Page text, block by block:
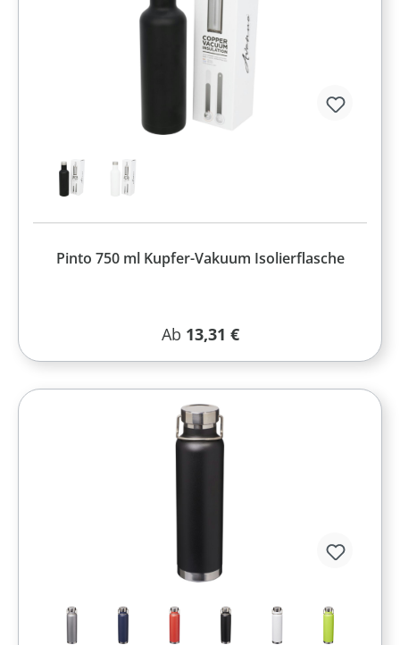
Pinto 750 ml Kupfer-Vakuum Isolierflasche
Regulärer Preis:
Ab 13,31 €